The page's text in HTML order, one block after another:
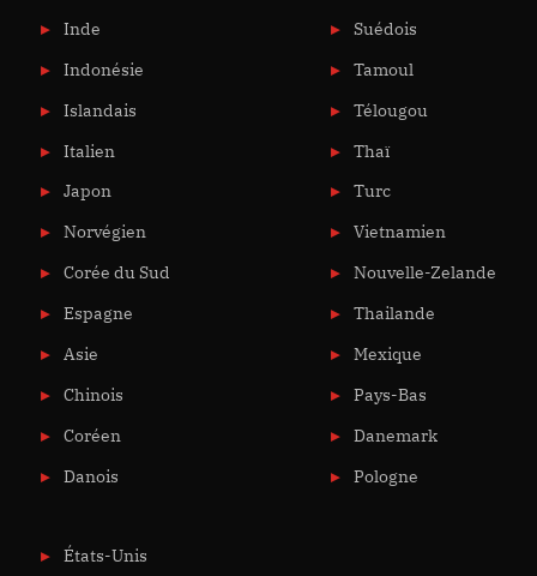
Inde
Indonésie
Islandais
Italien
Japon
Norvégien
Corée du Sud
Espagne
Asie
Chinois
Coréen
Danois
Suédois
Tamoul
Télougou
Thaï
Turc
Vietnamien
Nouvelle-Zelande
Thailande
Mexique
Pays-Bas
Danemark
Pologne
États-Unis